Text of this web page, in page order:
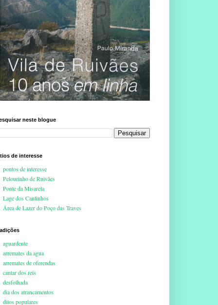
neste blogue
de interesse
pontos de interesse
Pelourinho de Ruivães
Ponte da Misarela
Lage dos Cantinhos
Área de Lazer do Poço das Traves
aguardente
arremates da agua
arremates de oferendas
cantar dos reis
desfolhada
dia dos atrancamentos
ditos populares